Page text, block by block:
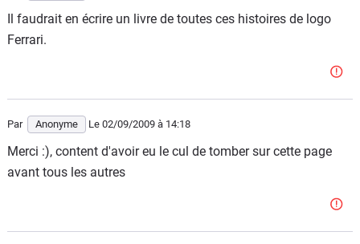
Il faudrait en écrire un livre de toutes ces histoires de logo
Ferrari.
Par Anonyme Le 02/09/2009 à 14:18
Merci :), content d'avoir eu le cul de tomber sur cette page
avant tous les autres